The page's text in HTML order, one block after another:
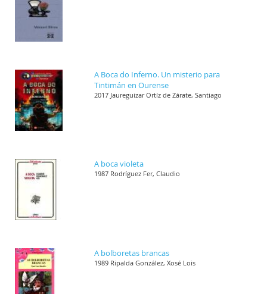
A Boca do Inferno. Un misterio para
Tintimán en Ourense
2017 Jaureguizar Ortíz de Zárate, Santiago
A boca violeta
1987 Rodríguez Fer, Claudio
A bolboretas brancas
1989 Ripalda González, Xosé Lois